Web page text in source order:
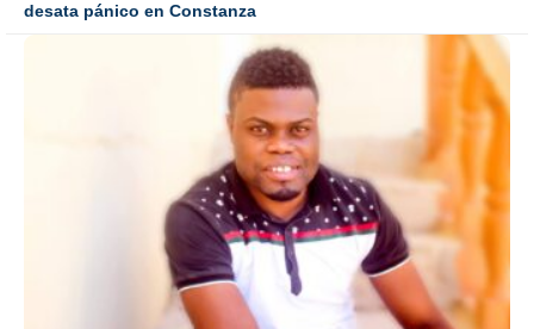
desata pánico en Constanza